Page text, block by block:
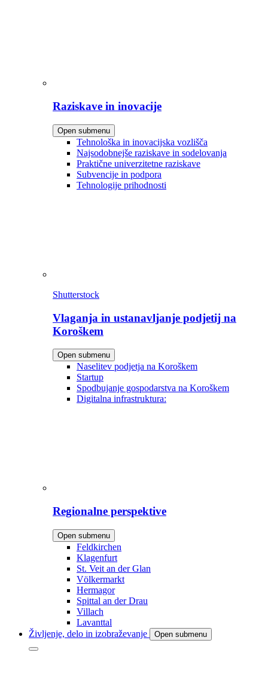
Raziskave in inovacije
Open submenu
Tehnološka in inovacijska vozlišča
Najsodobnejše raziskave in sodelovanja
Praktične univerzitetne raziskave
Subvencije in podpora
Tehnologije prihodnosti
Shutterstock
Vlaganja in ustanavljanje podjetij na
Koroškem
Open submenu
Naselitev podjetja na Koroškem
Startup
Spodbujanje gospodarstva na Koroškem
Digitalna infrastruktura:
Regionalne perspektive
Open submenu
Feldkirchen
Klagenfurt
St. Veit an der Glan
Völkermarkt
Hermagor
Spittal an der Drau
Villach
Lavanttal
Življenje, delo in izobraževanje
Open submenu